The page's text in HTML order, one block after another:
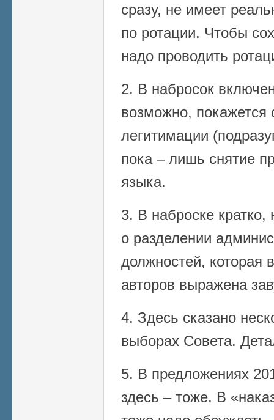
сразу, не имеет
по ротации. Чтобы
надо проводить
2. В набросок
возможно,
легитимации
пока – лишь снятие
языка.
3. В наброске
о разделении
должностей, которая
авторов выражена
4. Здесь сказано
выборах Совета.
5. В предложениях
здесь – тоже. В